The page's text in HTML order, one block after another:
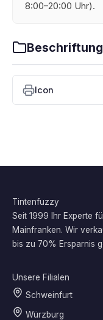
8:00–20:00 Uhr).
Icon
Tintenfuzzy
Seit 1999 Ihr Experte
Mainfranken. Wir
bis zu 70% Ersparnis
Unsere Filialen
Schweinfurt
Würzburg